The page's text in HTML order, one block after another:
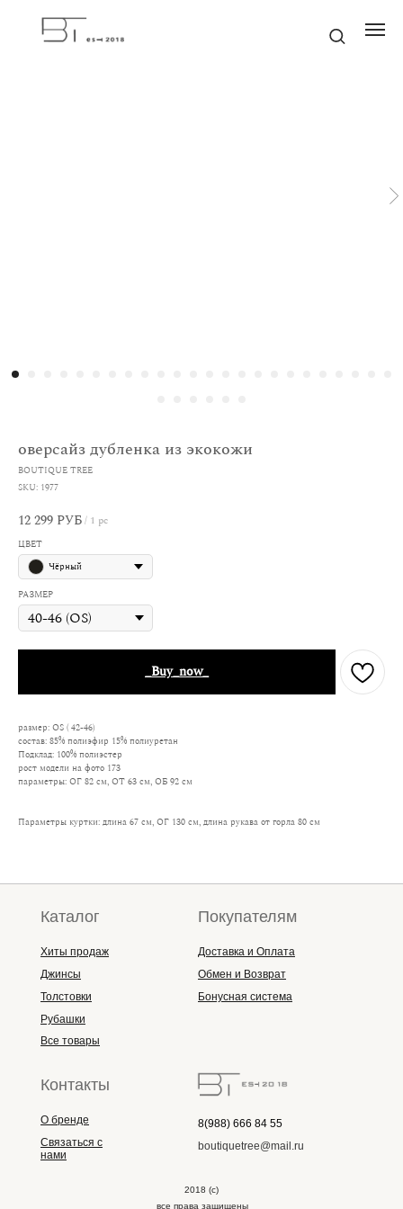
оверсайз дубленка из экокожи
BOUTIQUE TREE
SKU: 1977
12 299 РУБ/ 1 pc
ЦВЕТ
Чёрный
РАЗМЕР
_Buy_now_
размер: OS ( 42-46)
состав: 85% полиэфир 15% полиуретан
Подклад: 100% полиэстер
рост модели на фото 173
параметры: ОГ 82 см, ОТ 63 см, ОБ 92 см
Параметры куртки: длина 67 см, ОГ 130 см, длина рукава от горла 80 см
8(988) 666 84 55
boutiquetree@mail.ru
2018 (с)
все права защищены
Каталог
Хиты продаж
Джинсы
Толстовки
Рубашки
Все товары
Доставка и Оплата
Обмен и Возврат
Бонусная система
О бренде
Связаться с
нами
Покупателям
Контакты